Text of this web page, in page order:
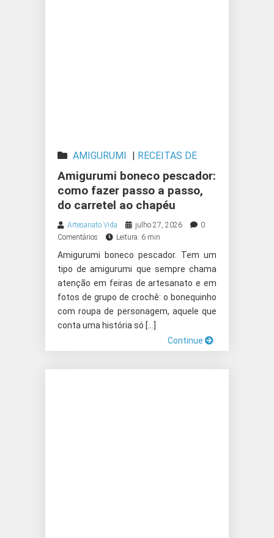
AMIGURUMI | RECEITAS DE
AMIGURUMI
Amigurumi boneco pescador:
como fazer passo a passo,
do carretel ao chapéu
Artesanato Vida julho 27, 2026
0
Comentários
Leitura: 6 min
Amigurumi boneco pescador. Tem um
tipo de amigurumi que sempre chama
atenção em feiras de artesanato e em
fotos de grupo de crochê: o bonequinho
com roupa de personagem, aquele que
conta uma história só […]
Continue